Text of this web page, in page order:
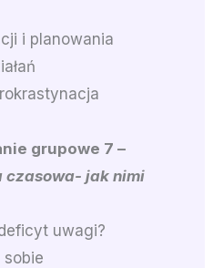
i planowania
grupowe 7 –
czasowa- jak nimi
uwagi?